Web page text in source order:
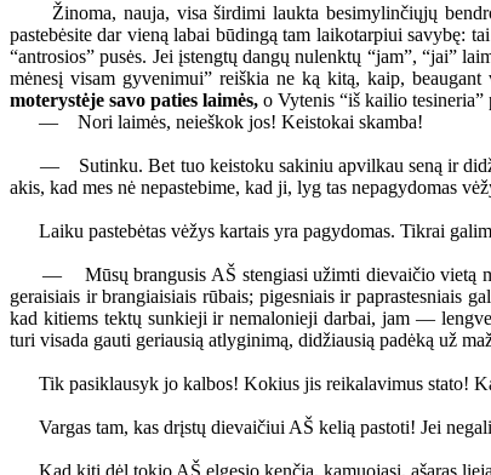
Žinoma, nauja, visa širdimi laukta besimylinčiųjų bendro
pastebėsite dar vieną labai būdingą tam laikotarpiui savybę:
“antrosios” pusės. Jei įstengtų dangų nulenktų “jam”, “jai”
mėnesį visam gyvenimui” reiškia ne ką kitą, kaip,
moterystėje savo paties laimės, o Vytenis “iš kailio
— Nori laimės, neieškok jos! Keistokai skamba!
— Sutinku. Bet tuo keistoku sakiniu apvilkau seną ir didžią
akis, kad mes nė nepastebime, kad ji, lyg tas nepagydomas
Laiku pastebėtas vėžys kartais yra pagydomas. Tikrai
— Mūsų brangusis AŠ stengiasi užimti dievaičio vietą
geraisiais ir brangiaisiais rūbais; pigesniais ir paprastesniais
kad kitiems tektų sunkieji ir nemalonieji darbai, jam —
turi visada gauti geriausią atlyginimą, didžiausią padėką už
Tik pasiklausyk jo kalbos! Kokius jis reikalavimus stato!
Vargas tam, kas drįstų dievaičiui AŠ kelią pastoti! Jei
Kad kiti dėl tokio AŠ elgesio kenčia, kamuojasi, ašaras